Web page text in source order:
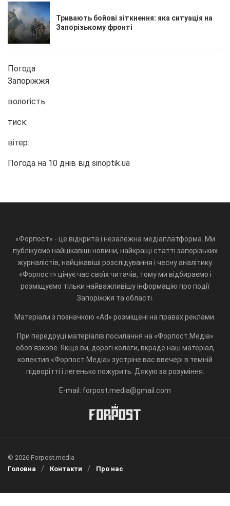
Тривають бойові зіткнення: яка ситуація на
Запорізькому фронті
Погода
Запоріжжя
вологість:
тиск:
вітер:
Погода на 10 днів від sinoptik.ua
«Форпост» - це відкрита і незалежна медіаплатформа. Ми
публікуємо найцікавіші новини, найкращі статті запорізьких
журналістів, найцікавіші розслідування і чесну аналітику.
«Форпост» цінує час своїх читачів, тому ми відбираємо і
розміщуємо тільки найважливішу інформацію про події
Запоріжжя та області.
Матеріали з позначкою «Ad» розміщені на правах реклами.
При передруці матеріалів посилання на «Форпост.Медіа»
обов'язкове. Якщо ви, дорогі колеги, вкраде наш матеріал,
колектив «Форпост.Медіа» зустріне вас ввечері в темній
підворітті і легенько пожурить. Дякую за розуміння.
E-mail: forpost.media@gmail.com
© 2026 Forpost.media
Головна
Контакти Про нас